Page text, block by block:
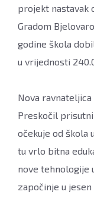
projekt nastavak
Gradom
godine škola
u vrijednosti
Nova ravnateljica
Preskočil
očekuje od škola
tu vrlo bitna
nove tehnologije
započinje u